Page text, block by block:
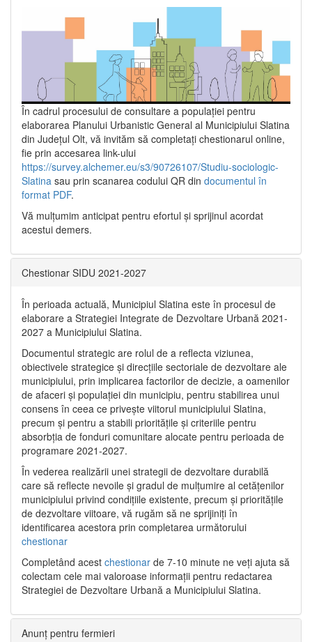
În cadrul procesului de consultare a populaţiei pentru
elaborarea Planului Urbanistic General al Municipiului Slatina
din Județul Olt, vă invităm să completați chestionarul online,
fie prin accesarea link-ului
https://survey.alchemer.eu/s3/90726107/Studiu-sociologic-
Slatina sau prin scanarea codului QR din documentul în
format PDF.
Vă mulţumim anticipat pentru efortul şi sprijinul acordat
acestui demers.
Chestionar SIDU 2021-2027
În perioada actuală, Municipiul Slatina este în procesul de
elaborare a Strategiei Integrate de Dezvoltare Urbană 2021‐
2027 a Municipiului Slatina.
Documentul strategic are rolul de a reflecta viziunea,
obiectivele strategice și direcțiile sectoriale de dezvoltare ale
municipiului, prin implicarea factorilor de decizie, a oamenilor
de afaceri și populației din municipiu, pentru stabilirea unui
consens în ceea ce privește viitorul municipiului Slatina,
precum și pentru a stabili prioritățile și criteriile pentru
absorbția de fonduri comunitare alocate pentru perioada de
programare 2021-2027.
În vederea realizării unei strategii de dezvoltare durabilă
care să reflecte nevoile și gradul de mulțumire al cetățenilor
municipiului privind condițiile existente, precum și prioritățile
de dezvoltare viitoare, vă rugăm să ne sprijiniți în
identificarea acestora prin completarea următorului
chestionar
Completând acest chestionar de 7-10 minute ne veți ajuta să
colectam cele mai valoroase informații pentru redactarea
Strategiei de Dezvoltare Urbană a Municipiului Slatina.
Anunț pentru fermieri